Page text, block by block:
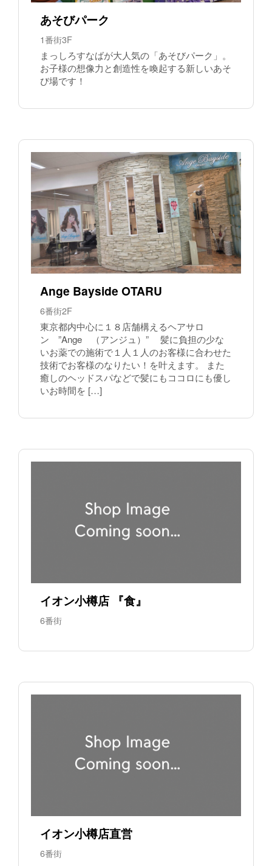
あそびパーク
1番街3F
まっしろすなばが大人気の「あそびパーク」。
お子様の想像力と創造性を喚起する新しいあそ
び場です！
Ange Bayside OTARU
6番街2F
東京都内中心に１８店舗構えるヘアサロ
ン ”Ange （アンジュ）” 髪に負担の少な
いお薬での施術で１人１人のお客様に合わせた
技術でお客様のなりたい！を叶えます。 また
癒しのヘッドスパなどで髪にもココロにも優し
いお時間を […]
イオン小樽店 『食』
6番街
イオン小樽店直営
6番街